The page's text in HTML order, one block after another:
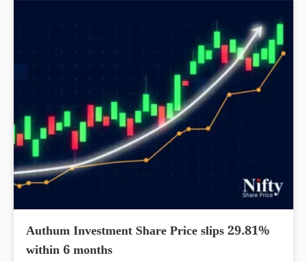
Authum Investment Share Price slips 29.81%
within 6 months